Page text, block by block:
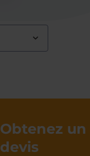
Obtenez un
devis